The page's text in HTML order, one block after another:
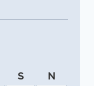
S N